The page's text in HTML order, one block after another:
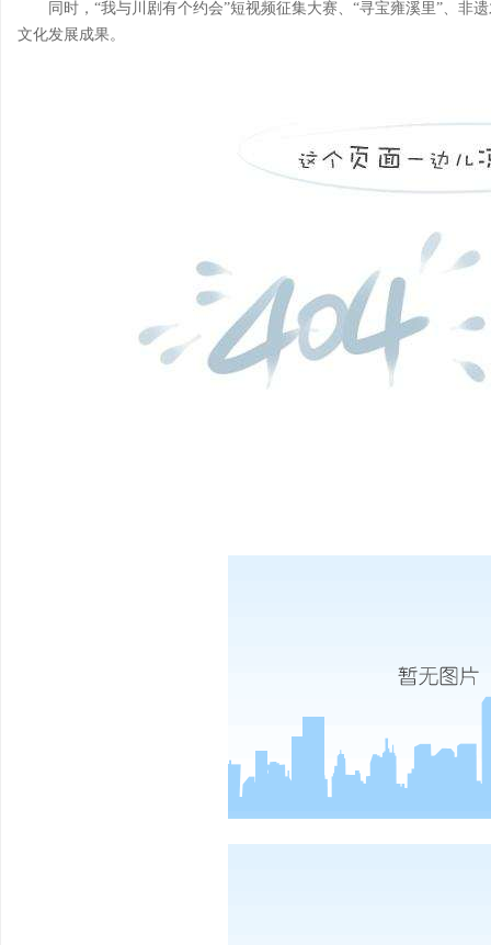
同时，“我与川剧有个约会”短视频征集大赛、“寻宝雍溪里”、非
文化发展成果。